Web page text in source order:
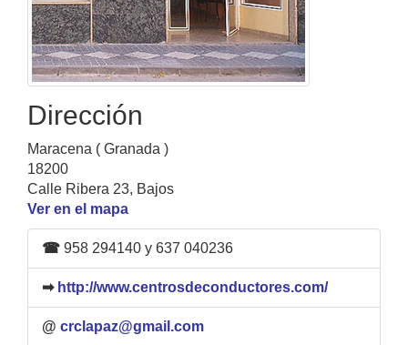
Dirección
Maracena ( Granada )
18200
Calle Ribera 23, Bajos
Ver en el mapa
☎ 958 294140 y 637 040236
➡ http://www.centrosdeconductores.com/
@ crclapaz@gmail.com